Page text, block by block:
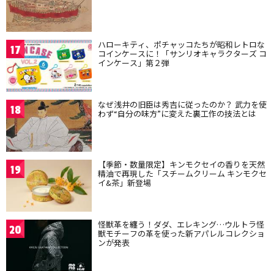
17 ハローキティ、ポチャッコたちが昭和レトロな
コインケースに！「サンリオキャラクターズ コ
インケース」第２弾
18 なぜ浅井の旧臣は秀吉に従ったのか？ 武力を使
わず“自分の味方”に変えた裏工作の技法とは
19 【季節・数量限定】キンモクセイの香りを天然
精油で再現した「スチームクリーム キンモクセ
イ&茶」新登場
20 怪獣革を纏う！ダダ、エレキング…ウルトラ怪
獣モチーフの革を使った新アパレルコレクショ
ンが発表